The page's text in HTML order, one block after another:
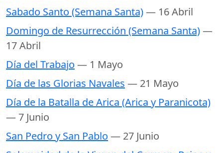
Sabado Santo (Semana Santa)— 16 Abril
Domingo de Resurrección (Semana Santa)—
17 Abril
Día del Trabajo — 1 Mayo
Día de las Glorias Navales — 21 Mayo
Día de la Batalla de Arica (Arica y Paranicota)
— 7 Junio
San Pedro y San Pablo — 27 Junio